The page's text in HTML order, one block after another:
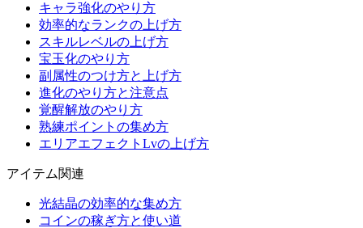
キャラ強化のやり方
効率的なランクの上げ方
スキルレベルの上げ方
宝玉化のやり方
副属性のつけ方と上げ方
進化のやり方と注意点
覚醒解放のやり方
熟練ポイントの集め方
エリアエフェクトLvの上げ方
アイテム関連
光結晶の効率的な集め方
コインの稼ぎ方と使い道